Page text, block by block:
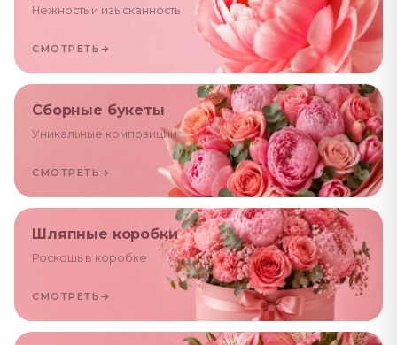
Нежность и изысканность
СМОТРЕТЬ →
Сборные букеты
Уникальные композиции
СМОТРЕТЬ →
Шляпные коробки
Роскошь в коробке
СМОТРЕТЬ →